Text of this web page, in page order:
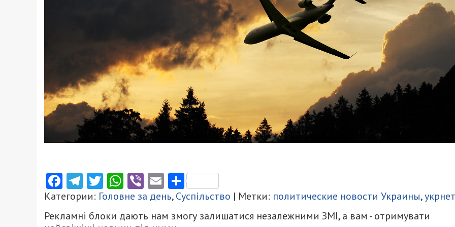
Facebook
Telegram
Twitter
WhatsApp
ViberEmailПоділитися
Категории: Головне за день,Суспільство | Метки: политические новости Украины,укрнет
Рекламні блоки дають нам змогу залишатися незалежними ЗМІ, а вам - отримувати